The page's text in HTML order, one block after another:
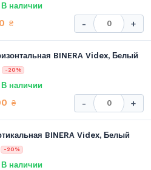
В наличии
₴ - +
BINERA Videx, Белый
-20%
В наличии
₴ - +
BINERA Videx, Белый
-20%
В наличии